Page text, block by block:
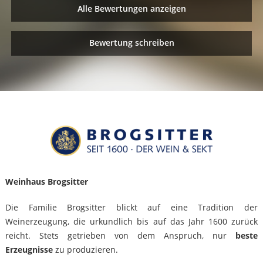
Alle Bewertungen anzeigen
Bewertung schreiben
Weinhaus Brogsitter
Die Familie Brogsitter blickt auf eine Tradition der
Weinerzeugung, die urkundlich bis auf das Jahr 1600 zurück
reicht. Stets getrieben von dem Anspruch, nur beste
Erzeugnissezu produzieren.